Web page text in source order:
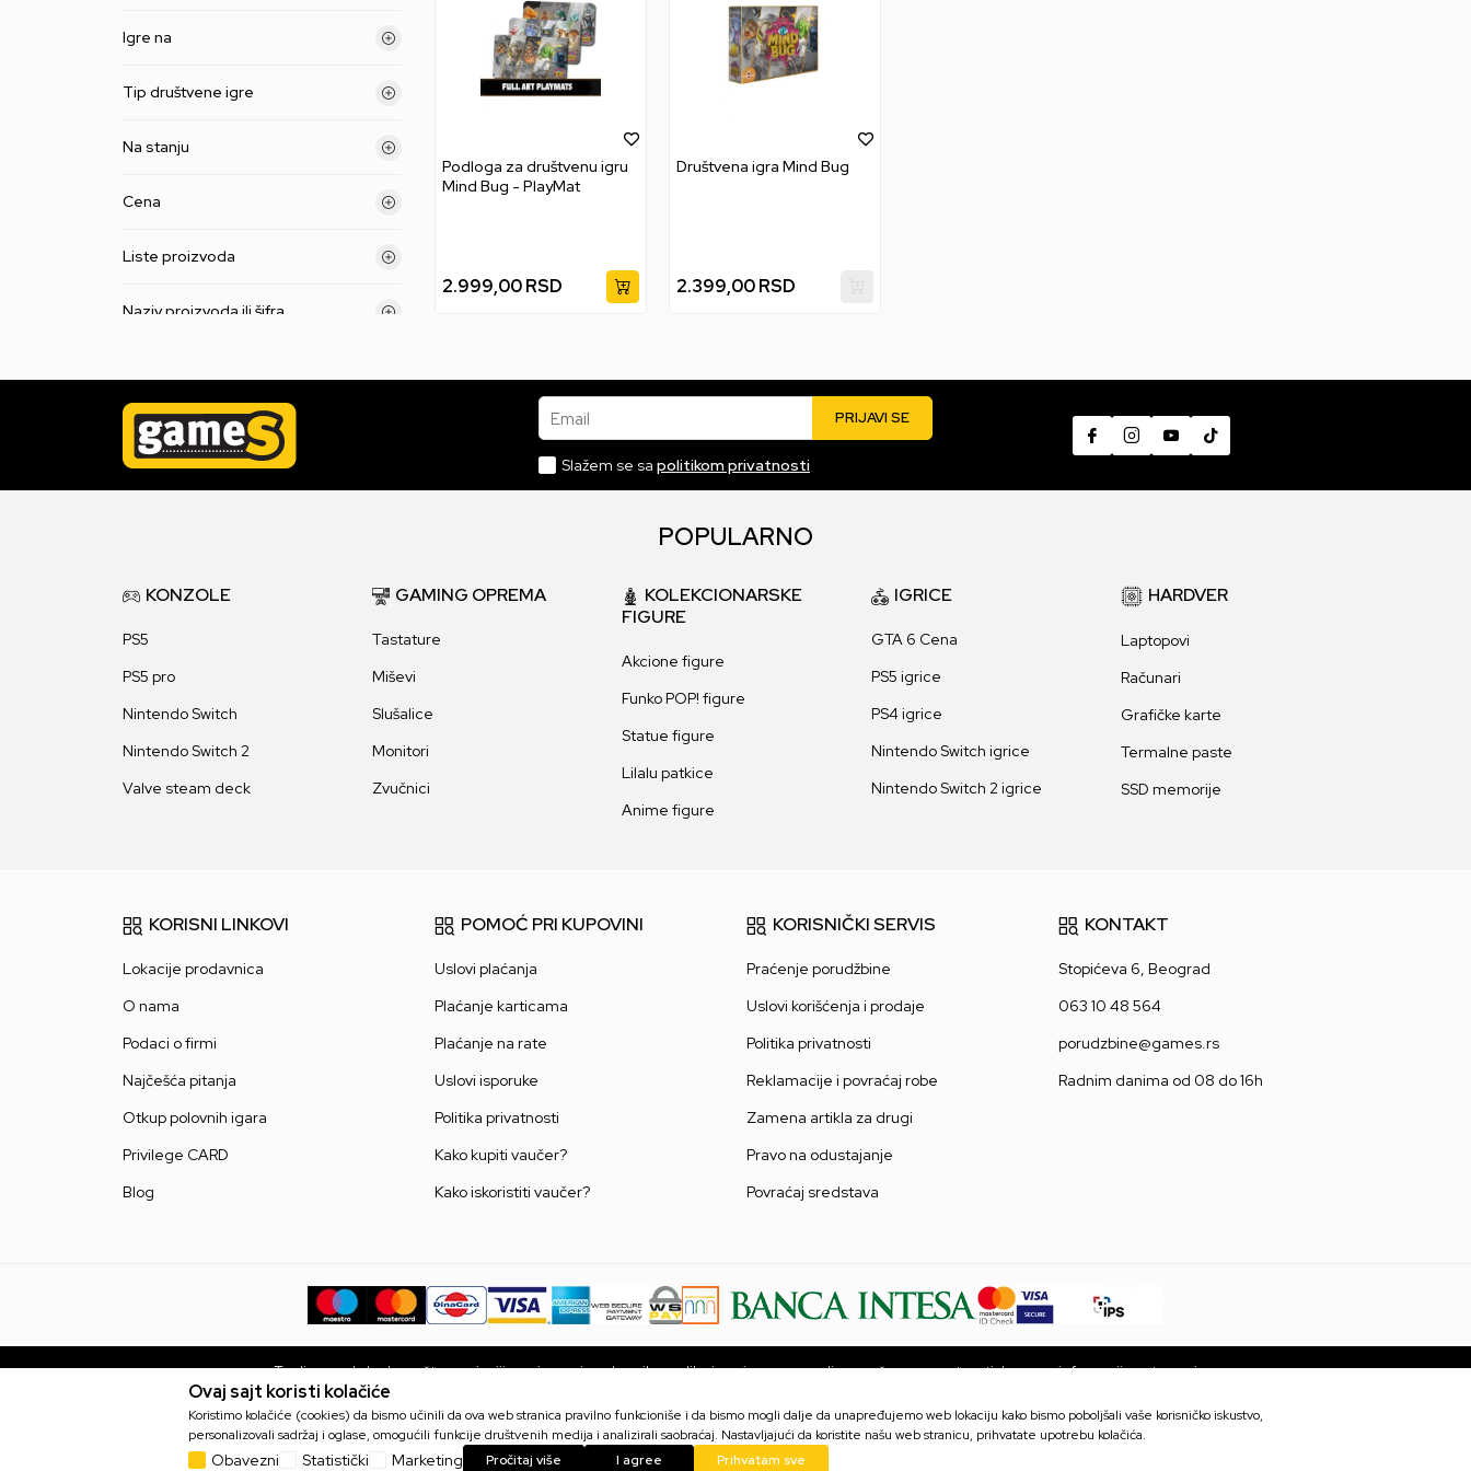
Igre na
Tip društvene igre
Na stanju
Cena
Liste proizvoda
Naziv proizvoda ili šifra
Podloga za društvenu igru
Mind Bug - PlayMat
2.999,00RSD
Društvena igra Mind Bug
2.399,00 RSD
Email PRIJAVI SE
Slažem se sa politikom privatnosti
POPULARNO
KONZOLE
PS5
PS5 pro
Nintendo Switch
Nintendo Switch 2
Valve steam deck
GAMING OPREMA
Tastature
Miševi
Slušalice
Monitori
Zvučnici
KOLEKCIONARSKE
FIGURE
Akcione figure
Funko POP! figure
Statue figure
Lilalu patkice
Anime figure
IGRICE
GTA 6 Cena
PS5 igrice
PS4 igrice
Nintendo Switch igrice
Nintendo Switch 2 igrice
HARDVER
Laptopovi
Računari
Grafičke karte
Termalne paste
SSD memorije
KORISNI LINKOVI
Lokacije prodavnica
O nama
Podaci o firmi
Najčešća pitanja
Otkup polovnih igara
Privilege CARD
Blog
POMOĆ PRI KUPOVINI
Uslovi plaćanja
Plaćanje karticama
Plaćanje na rate
Uslovi isporuke
Politika privatnosti
Kako kupiti vaučer?
Kako iskoristiti vaučer?
KORISNIČKI SERVIS
Praćenje porudžbine
Uslovi korišćenja i prodaje
Politika privatnosti
Reklamacije i povraćaj robe
Zamena artikla za drugi
Pravo na odustajanje
Povraćaj sredstava
KONTAKT
Stopićeva 6, Beograd
063 10 48 564
porudzbine@games.rs
Radnim danima od 08 do 16h
Trudimo se da budemo što precizniji u opisu proizvoda, prikazu slika i samim cenama, ali ne možemo garantovati da su sve informacije potpune i
bez grešaka. Svi artikli prikazani na sajtu su deo naše ponude i ne podrazumevaju da su dostupni u svakom trenutku. Dostupnost robe možete
proveriti pozivom Call centra na broj 063 10 48 564.
©2026 www.games.rs Powered byNB SOFT
Ovaj sajt koristi kolačiće
Koristimo kolačiće (cookies) da bismo učinili da ova web stranica pravilno funkcioniše i da bismo mogli dalje da unapređujemo web lokaciju kako bismo poboljšali vaše korisničko iskustvo,
personalizovali sadržaj i oglase, omogućili funkcije društvenih medija i analizirali saobraćaj. Nastavljajući da koristite našu web stranicu, prihvatate upotrebu kolačića.
Obavezni Statistički Marketing Pročitaj više I agree Prihvatam sve